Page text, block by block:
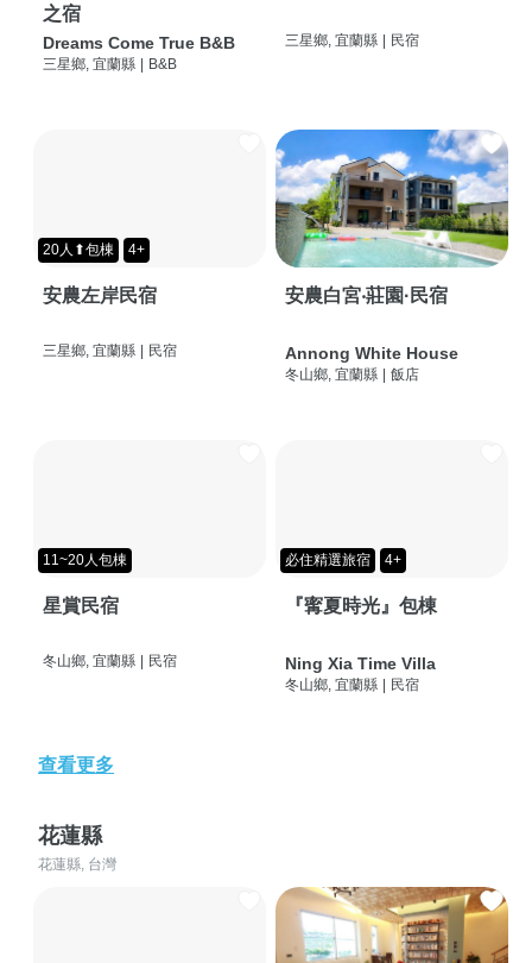
之宿
Dreams Come True B&B
三星鄉, 宜蘭縣 | B&B
三星鄉, 宜蘭縣 | 民宿
20人⬆包棟 4+
安農左岸民宿
三星鄉, 宜蘭縣 | 民宿
安農白宮‧莊園·民宿
Annong White House
冬山鄉, 宜蘭縣 | 飯店
11~20人包棟
星賞民宿
冬山鄉, 宜蘭縣 民宿
必住精選旅宿 4+
『寗夏時光』包棟
Ning Xia Time Villa
冬山鄉, 宜蘭縣 民宿
查看更多
花蓮縣
花蓮縣, 台灣